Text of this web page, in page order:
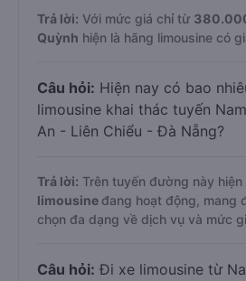
Trả lời: Với mức giá chỉ từ
Quỳnh hiện là hãng limousine có
Câu hỏi: Hiện nay có bao
limousine khai thác tuyến
An - Liên Chiểu - Đà Nẵng?
Trả lời: Trên tuyến đường này hiện
limousine đang hoạt động, mang
chọn đa dạng về dịch vụ và mức
Câu hỏi: Đi xe limousine từ